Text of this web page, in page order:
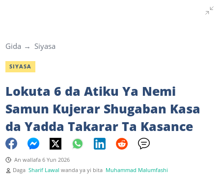
Gida Siyasa
SIYASA
Lokuta 6 da Atiku Ya Nemi
Samun Kujerar Shugaban Kasa
da Yadda Takarar Ta Kasance
An wallafa 6 Yun 2026
Daga Sharif Lawal wanda ya yi bita Muhammad Malumfashi